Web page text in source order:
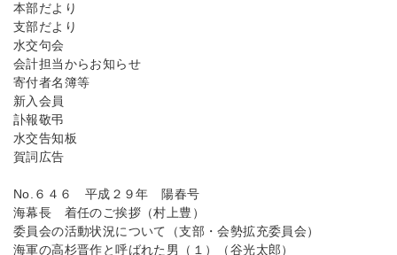
本部だより
支部だより
水交句会
会計担当からお知らせ
寄付者名簿等
新入会員
訃報敬弔
水交告知板
賀詞広告
No.６４６ 平成２９年 陽春号
海幕長 着任のご挨拶（村上豊）
委員会の活動状況について（支部・会勢拡充委員会）
海軍の高杉晋作と呼ばれた男（１）（谷光太郎）